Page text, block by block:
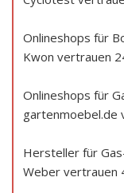
Onlineshops für
Kwon vertrauen
Onlineshops für
gartenmoebel.de
Hersteller für
Weber vertrauen